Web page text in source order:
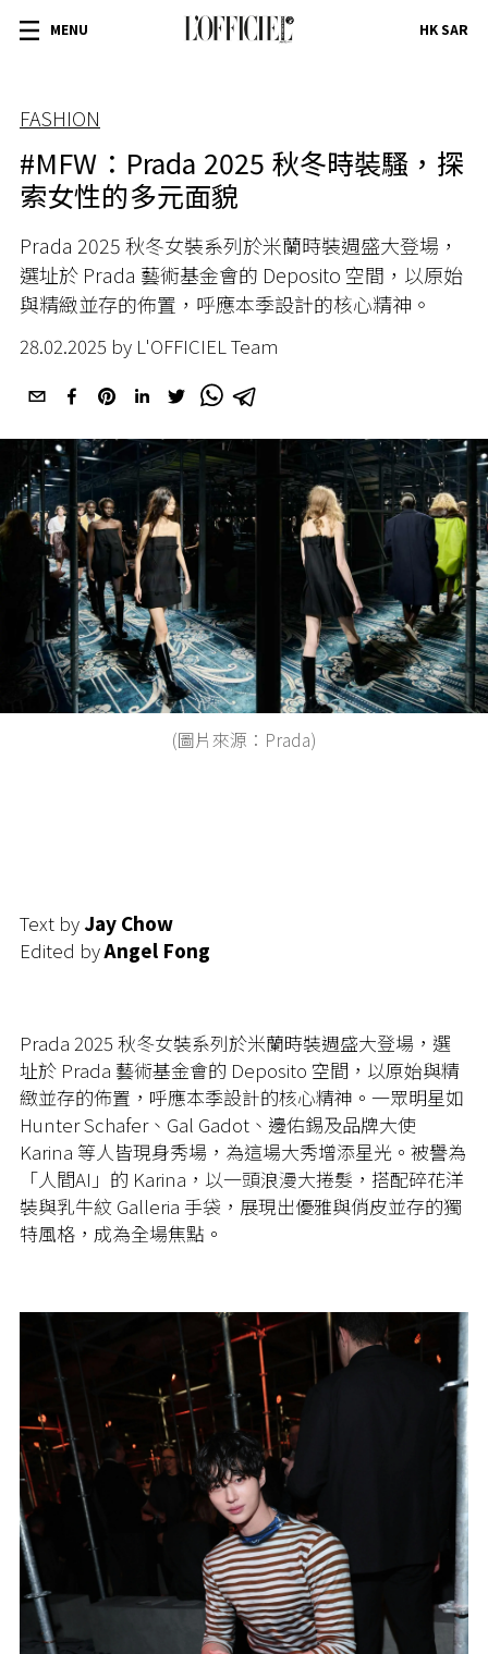
MENU HK SAR
FASHION
#MFW：Prada 2025 秋冬時裝騷，探
索女性的多元面貌
Prada 2025 秋冬女裝系列於米蘭時裝週盛大登場，
選址於 Prada 藝術基金會的 Deposito 空間，以原始
與精緻並存的佈置，呼應本季設計的核心精神。
28.02.2025 by L'OFFICIEL Team
(圖片來源：Prada)
Text by Jay Chow
Edited byAngel Fong
Prada 2025 秋冬女裝系列於米蘭時裝週盛大登場，選
址於 Prada 藝術基金會的 Deposito 空間，以原始與精
緻並存的佈置，呼應本季設計的核心精神。一眾明星如
Hunter Schafer、Gal Gadot、邊佑錫及品牌大使
Karina 等人皆現身秀場，為這場大秀增添星光。被譽為
「人間AI」的 Karina，以一頭浪漫大捲髮，搭配碎花洋
裝與乳牛紋 Galleria 手袋，展現出優雅與俏皮並存的獨
特風格，成為全場焦點。